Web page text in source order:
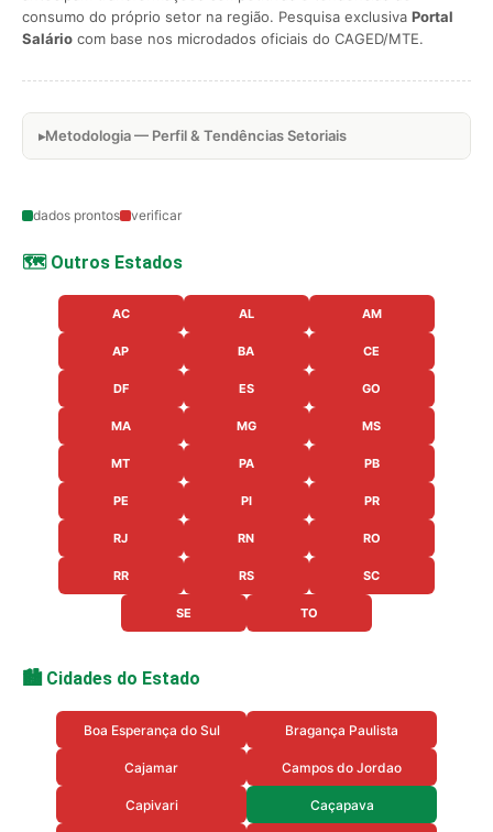
consumo do próprio setor na região. Pesquisa exclusiva Portal
Salário com base nos microdados oficiais do CAGED/MTE.
Metodologia — Perfil & Tendências Setoriais
dados prontos verificar
🗺️ Outros Estados
AC AL AM
AP BA CE
DF ES GO
MA MG MS
MT PA PB
PE PI PR
RJ RN RO
RR RS SC
SE TO
🏙️ Cidades do Estado
Boa Esperança do Sul Bragança Paulista
Cajamar Campos do Jordao
Capivari Caçapava